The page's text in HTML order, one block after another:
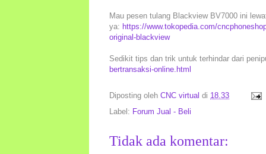
Mau pesen tulang Blackview BV7000 ini
ya: https://www.tokopedia.com/
original-blackview
Sedikit tips dan trik untuk terhindar dari
bertransaksi-online.html
Diposting oleh CNC virtual di 18.33
Label: Forum Jual - Beli
Tidak ada komentar: